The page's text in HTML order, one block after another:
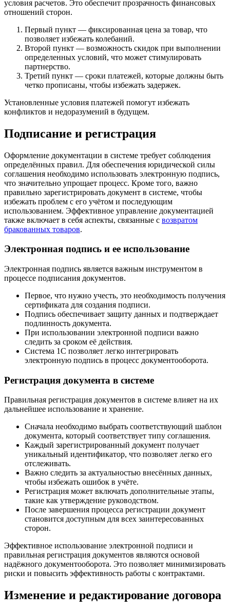
условия расчетов. Это обеспечит прозрачность финансовых
отношений сторон.
Первый пункт — фиксированная цена за товар, что
позволяет избежать колебаний.
Второй пункт — возможность скидок при выполнении
определенных условий, что может стимулировать
партнерство.
Третий пункт — сроки платежей, которые должны быть
четко прописаны, чтобы избежать задержек.
Установленные условия платежей помогут избежать
конфликтов и недоразумений в будущем.
Подписание и регистрация
Оформление документации в системе требует соблюдения
определённых правил. Для обеспечения юридической силы
соглашения необходимо использовать электронную подпись,
что значительно упрощает процесс. Кроме того, важно
правильно зарегистрировать документ в системе, чтобы
избежать проблем с его учётом и последующим
использованием. Эффективное управление документацией
также включает в себя аспекты, связанные с возвратом
бракованных товаров.
Электронная подпись и ее использование
Электронная подпись является важным инструментом в
процессе подписания документов.
Первое, что нужно учесть, это необходимость получения
сертификата для создания подписи.
Подпись обеспечивает защиту данных и подтверждает
подлинность документа.
При использовании электронной подписи важно
следить за сроком её действия.
Система 1С позволяет легко интегрировать
электронную подпись в процесс документооборота.
Регистрация документа в системе
Правильная регистрация документов в системе влияет на их
дальнейшее использование и хранение.
Сначала необходимо выбрать соответствующий шаблон
документа, который соответствует типу соглашения.
Каждый зарегистрированный документ получает
уникальный идентификатор, что позволяет легко его
отслеживать.
Важно следить за актуальностью внесённых данных,
чтобы избежать ошибок в учёте.
Регистрация может включать дополнительные этапы,
такие как утверждение руководством.
После завершения процесса регистрации документ
становится доступным для всех заинтересованных
сторон.
Эффективное использование электронной подписи и
правильная регистрация документов являются основой
надёжного документооборота. Это позволяет минимизировать
риски и повысить эффективность работы с контрактами.
Изменение и редактирование договора